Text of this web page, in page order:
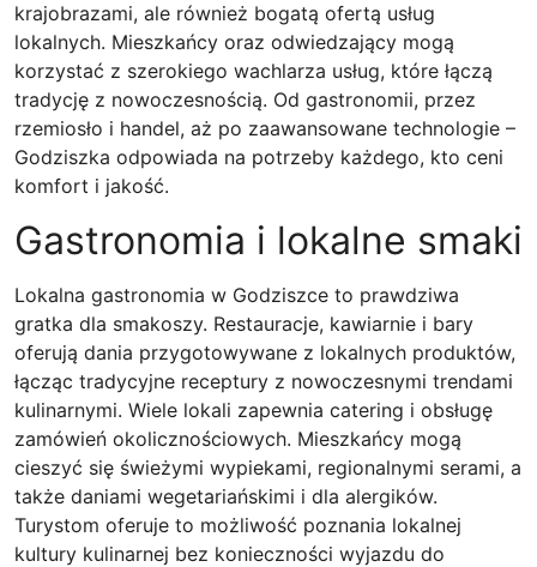
krajobrazami, ale również bogatą ofertą usług
lokalnych. Mieszkańcy oraz odwiedzający mogą
korzystać z szerokiego wachlarza usług, które łączą
tradycję z nowoczesnością. Od gastronomii, przez
rzemiosło i handel, aż po zaawansowane technologie –
Godziszka odpowiada na potrzeby każdego, kto ceni
komfort i jakość.
Gastronomia i lokalne smaki
Lokalna gastronomia w Godziszce to prawdziwa
gratka dla smakoszy. Restauracje, kawiarnie i bary
oferują dania przygotowywane z lokalnych produktów,
łącząc tradycyjne receptury z nowoczesnymi trendami
kulinarnymi. Wiele lokali zapewnia catering i obsługę
zamówień okolicznościowych. Mieszkańcy mogą
cieszyć się świeżymi wypiekami, regionalnymi serami, a
także daniami wegetariańskimi i dla alergików.
Turystom oferuje to możliwość poznania lokalnej
kultury kulinarnej bez konieczności wyjazdu do